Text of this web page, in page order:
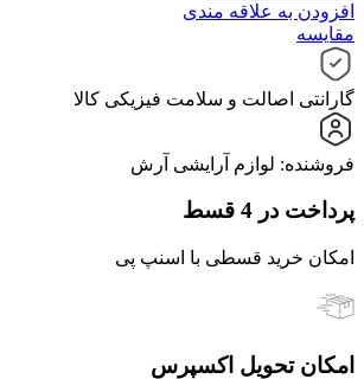
افزودن به علاقه مندی
مقایسه
گارانتی اصالت و سلامت فیزیکی کالا
فروشنده: لوازم آرایشی آرش
پرداخت در 4 قسط
امکان خرید قسطی با اسنپ پی
امکان تحویل اکسپرس